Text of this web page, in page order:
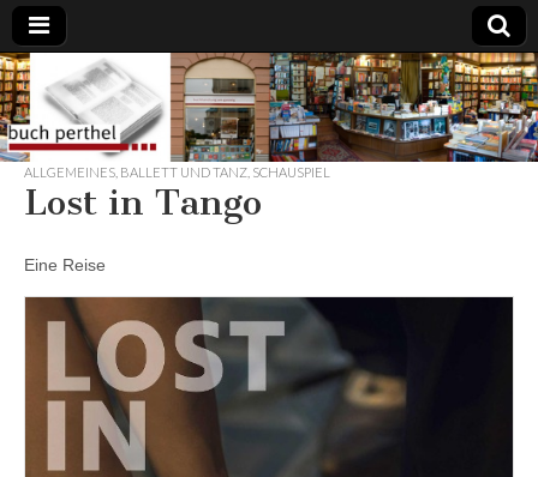
Buchhandlung
am Gasteig
ALLGEMEINES BALLETT UND TANZ SCHAUSPIEL
Lost in Tango
Eine Reise